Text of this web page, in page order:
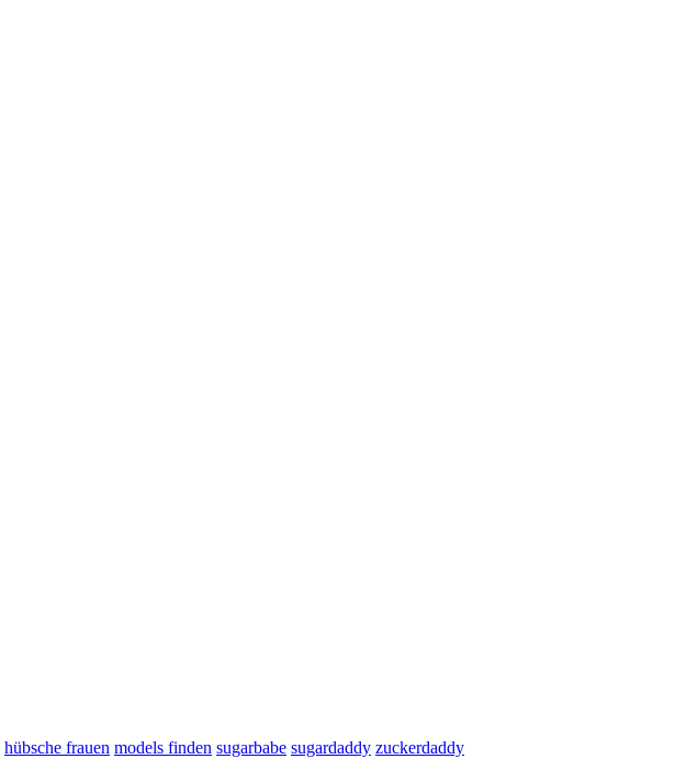
hübsche frauen models finden sugarbabe sugardaddy zuckerdaddy